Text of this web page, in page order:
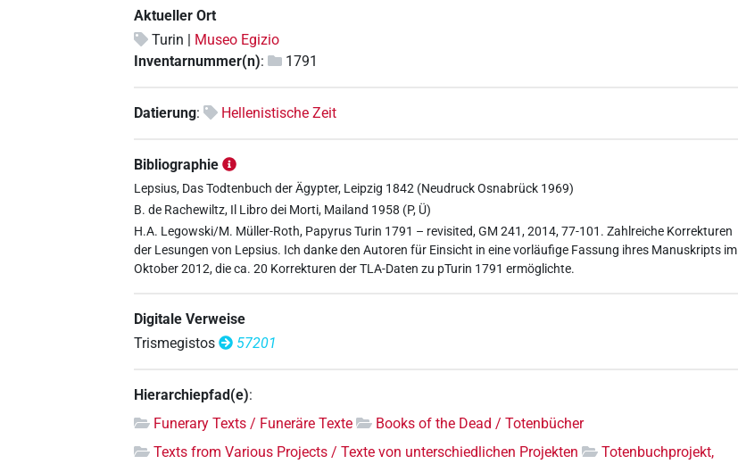
Aktueller Ort
Turin | Museo Egizio
Inventarnummer(n): 1791
Datierung: Hellenistische Zeit
Bibliographie
Lepsius, Das Todtenbuch der Ägypter, Leipzig 1842 (Neudruck Osnabrück 1969)
B. de Rachewiltz, Il Libro dei Morti, Mailand 1958 (P, Ü)
H.A. Legowski/M. Müller-Roth, Papyrus Turin 1791 – revisited, GM 241, 2014, 77-101. Zahlreiche Korrekturen
der Lesungen von Lepsius. Ich danke den Autoren für Einsicht in eine vorläufige Fassung ihres Manuskripts im
Oktober 2012, die ca. 20 Korrekturen der TLA-Daten zu pTurin 1791 ermöglichte.
Digitale Verweise
Trismegistos
57201
Hierarchiepfad(e):
Funerary Texts / Funeräre Texte
Books of the Dead / Totenbücher
Texts from Various Projects / Texte von unterschiedlichen Projekten
Totenbuchprojekt,